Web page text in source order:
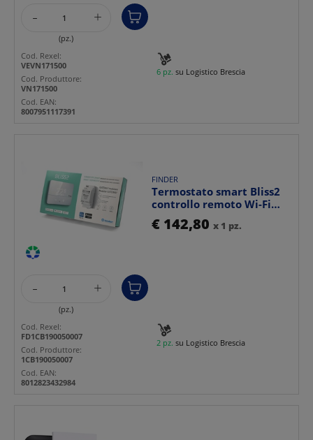
- +
(pz.)
6 pz. su Logistico Brescia
Cod. Rexel:
VEVN171500
Cod. Produttore:
VN171500
Cod. EAN:
8007951117391
FINDER
Termostato smart Bliss2
controllo remoto Wi-Fi
Bluetooth assisten...
€ 142,80 x 1 pz.
- +
(pz.)
2 pz. su Logistico Brescia
Cod. Rexel:
FD1CB190050007
Cod. Produttore:
1CB190050007
Cod. EAN:
8012823432984